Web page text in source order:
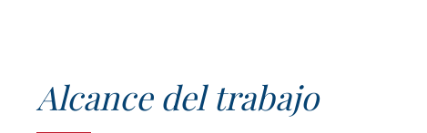
Alcance del trabajo